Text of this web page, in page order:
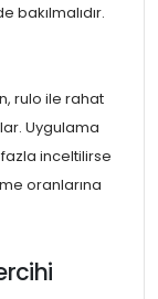
bakılmalıdır.
rulo ile rahat
Uygulama
inceltilirse
oranlarına